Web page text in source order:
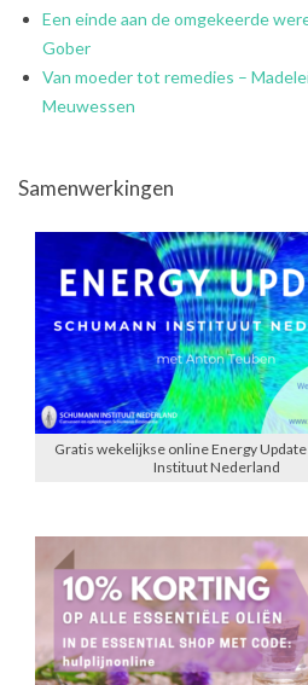
Een einde aan de omgekeerde
Gober
Van moeder tot remedies –
Meuwessen
Samenwerkingen
Gratis wekelijkse online Energy
Instituut Nederland